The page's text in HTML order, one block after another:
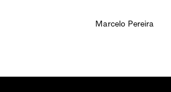
Marcelo Pereira